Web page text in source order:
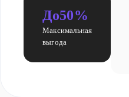
До50%
Максимальная
выгода